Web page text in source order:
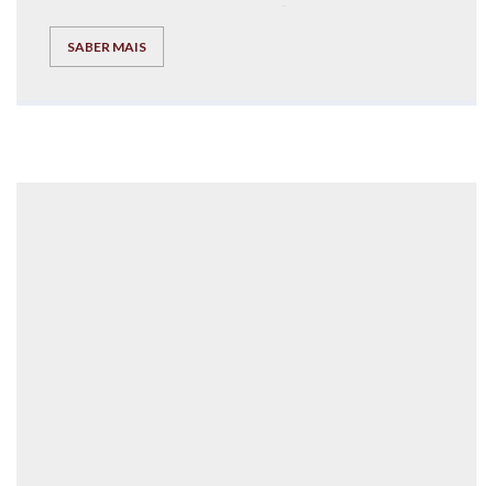
Lá!” e “Do Secundário à Universidade com Sucesso – ‘Bora
SABER MAIS